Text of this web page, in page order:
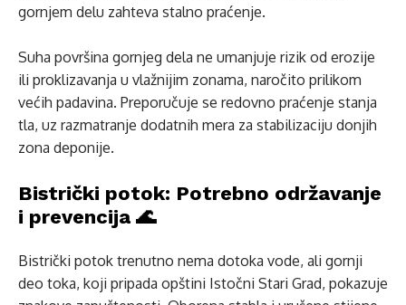
gornjem delu zahteva stalno praćenje.
Suha površina gornjeg dela ne umanjuje rizik od erozije
ili proklizavanja u vlažnijim zonama, naročito prilikom
većih padavina. Preporučuje se redovno praćenje stanja
tla, uz razmatranje dodatnih mera za stabilizaciju donjih
zona deponije.
Bistrički potok: Potrebno održavanje
i prevencija 🌊
Bistrički potok trenutno nema dotoka vode, ali gornji
deo toka, koji pripada opštini Istočni Stari Grad, pokazuje